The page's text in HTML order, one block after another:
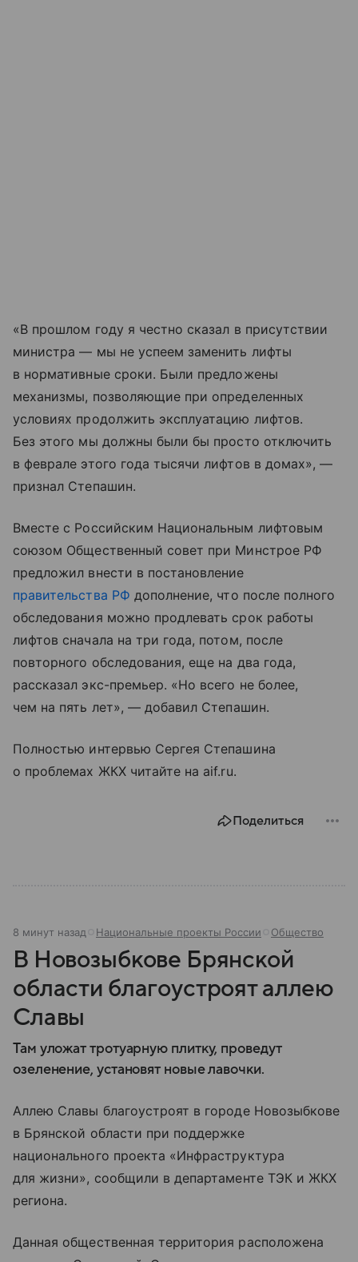
«В прошлом году я честно сказал в присутствии
министра — мы не успеем заменить лифты
в нормативные сроки. Были предложены
механизмы, позволяющие при определенных
условиях продолжить эксплуатацию лифтов.
Без этого мы должны были бы просто отключить
в феврале этого года тысячи лифтов в домах», —
признал Степашин.
Вместе с Российским Национальным лифтовым
союзом Общественный совет при Минстрое РФ
предложил внести в постановление
правительства РФ дополнение, что после полного
обследования можно продлевать срок работы
лифтов сначала на три года, потом, после
повторного обследования, еще на два года,
рассказал экс-премьер. «Но всего не более,
чем на пять лет», — добавил Степашин.
Полностью интервью Сергея Степашина
о проблемах ЖКХ читайте на aif.ru.
Поделиться
8 минут назад Национальные проекты России Общество
В Новозыбкове Брянской
области благоустроят аллею
Славы
Там уложат тротуарную плитку, проведут
озеленение, установят новые лавочки.
Аллею Славы благоустроят в городе Новозыбкове
в Брянской области при поддержке
национального проекта «Инфраструктура
для жизни», сообщили в департаменте ТЭК и ЖКХ
региона.
Данная общественная территория расположена